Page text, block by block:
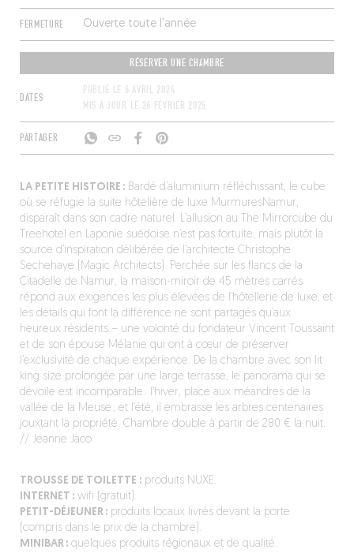
FERMETURE Ouverte toute l'année
RÉSERVER UNE CHAMBRE
DATES
PUBLIÉ LE 6 AVRIL 2024
MIS À JOUR LE 26 FÉVRIER 2025
PARTAGER
LA PETITE HISTOIRE :Bardé d’aluminium réfléchissant, le cube
où se réfugie la suite hôtelière de luxe MurmuresNamur,
disparaît dans son cadre naturel. L’allusion au The Mirrorcube du
Treehotel en Laponie suédoise n’est pas fortuite, mais plutôt la
source d’inspiration délibérée de l’architecte Christophe
Sechehaye (Magic Architects). Perchée sur les flancs de la
Citadelle de Namur, la maison-miroir de 45 mètres carrés
répond aux exigences les plus élevées de l’hôtellerie de luxe, et
les détails qui font la différence ne sont partagés qu’aux
heureux résidents – une volonté du fondateur Vincent Toussaint
et de son épouse Mélanie qui ont à cœur de préserver
l’exclusivité de chaque expérience. De la chambre avec son lit
king size prolongée par une large terrasse, le panorama qui se
dévoile est incomparable : l’hiver, place aux méandres de la
vallée de la Meuse ; et l’été, il embrasse les arbres centenaires
jouxtant la propriété. Chambre double à partir de 280 € la nuit.
// Jeanne Jaco
TROUSSE DE TOILETTE :produits NUXE.
INTERNET :wifi (gratuit).
PETIT-DÉJEUNER :produits locaux livrés devant la porte
(compris dans le prix de la chambre).
MINIBAR :quelques produits régionaux et de qualité.